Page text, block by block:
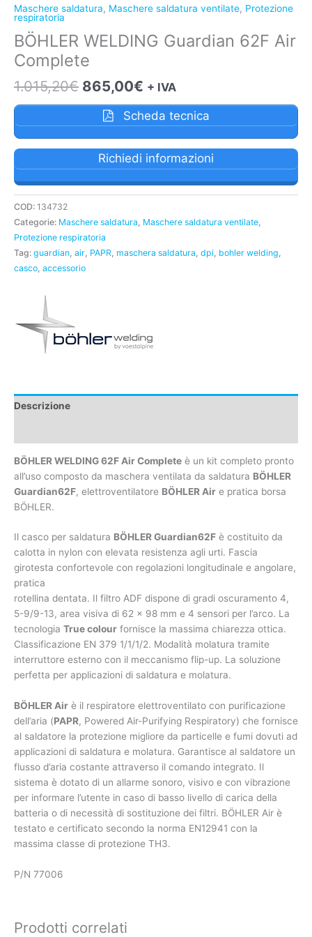
Maschere saldatura, Maschere saldatura ventilate, Protezione
respiratoria
BÖHLER WELDING Guardian 62F Air
Complete
1.015,20€ 865,00€ + IVA
Scheda tecnica
Richiedi informazioni
COD: 134732
Categorie: Maschere saldatura, Maschere saldatura ventilate,
Protezione respiratoria
Tag: guardian, air, PAPR, maschera saldatura, dpi, bohler welding,
casco, accessorio
Descrizione
BÖHLER WELDING 62F Air Complete è un kit completo pronto
all’uso composto da maschera ventilata da saldatura BÖHLER
Guardian62F, elettroventilatore BÖHLER Air e pratica borsa
BÖHLER.
Il casco per saldatura BÖHLER Guardian62F è costituito da
calotta in nylon con elevata resistenza agli urti. Fascia
girotesta confortevole con regolazioni longitudinale e angolare,
pratica
rotellina dentata. Il filtro ADF dispone di gradi oscuramento 4,
5-9/9-13, area visiva di 62 x 98 mm e 4 sensori per l’arco. La
tecnologia True colour fornisce la massima chiarezza ottica.
Classificazione EN 379 1/1/1/2. Modalità molatura tramite
interruttore esterno con il meccanismo flip-up. La soluzione
perfetta per applicazioni di saldatura e molatura.
BÖHLER Air è il respiratore elettroventilato con purificazione
dell’aria (PAPR, Powered Air-Purifying Respiratory) che fornisce
al saldatore la protezione migliore da particelle e fumi dovuti ad
applicazioni di saldatura e molatura. Garantisce al saldatore un
flusso d’aria costante attraverso il comando integrato. Il
sistema è dotato di un allarme sonoro, visivo e con vibrazione
per informare l’utente in caso di basso livello di carica della
batteria o di necessità di sostituzione dei filtri. BÖHLER Air è
testato e certificato secondo la norma EN12941 con la
massima classe di protezione TH3.
P/N 77006
Prodotti correlati